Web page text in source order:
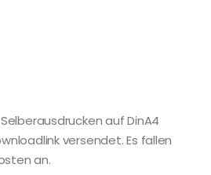
auf DinA4
versendet. Es fallen
an.